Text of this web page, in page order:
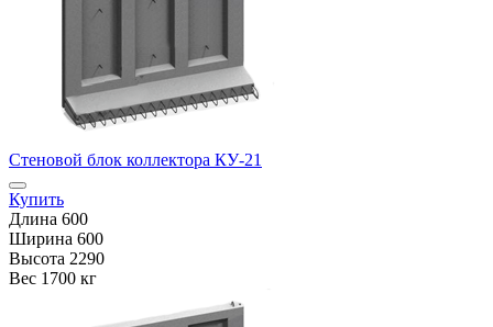
Стеновой блок коллектора КУ-21
Купить
Длина 600
Ширина 600
Высота 2290
Вес 1700 кг